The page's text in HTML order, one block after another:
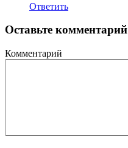
Ответить
Оставьте комментарий
Комментарий